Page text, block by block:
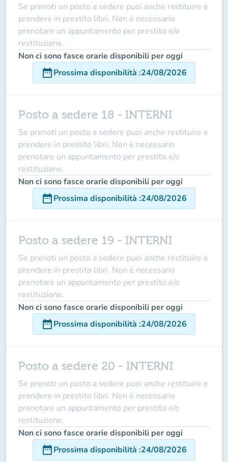
Se prenoti un posto a sedere puoi anche restituire e
prendere in prestito libri. Non è necessario
prenotare un appuntamento per prestito e/o
restituzione.
Non ci sono fasce orarie disponibili per oggi
date_rangeProssima disponibilità :24/08/2026
Posto a sedere 18 - INTERNI
Se prenoti un posto a sedere puoi anche restituire e
prendere in prestito libri. Non è necessario
prenotare un appuntamento per prestito e/o
restituzione.
Non ci sono fasce orarie disponibili per oggi
date_rangeProssima disponibilità :24/08/2026
Posto a sedere 19 - INTERNI
Se prenoti un posto a sedere puoi anche restituire e
prendere in prestito libri. Non è necessario
prenotare un appuntamento per prestito e/o
restituzione.
Non ci sono fasce orarie disponibili per oggi
date_rangeProssima disponibilità :24/08/2026
Posto a sedere 20 - INTERNI
Se prenoti un posto a sedere puoi anche restituire e
prendere in prestito libri. Non è necessario
prenotare un appuntamento per prestito e/o
restituzione.
Non ci sono fasce orarie disponibili per oggi
date_rangeProssima disponibilità :24/08/2026